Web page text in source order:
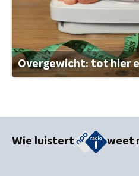
Overgewicht: tot hier
Wie luistert weet